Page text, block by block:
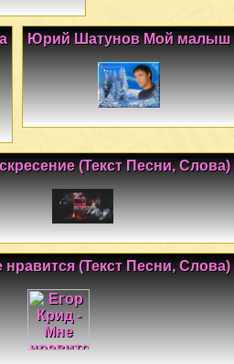
Юрий Шатунов Мой малыш
(Текст Песни, Слова)
нравится (Текст Песни, Слова)